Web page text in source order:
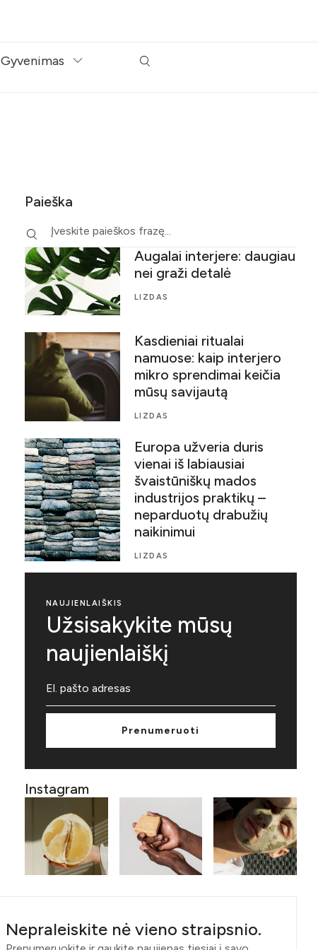
Gyvenimas
Paieška
Augalai interjere: daugiau
nei graži detalė
LIZDAS
Kasdieniai ritualai
namuose: kaip interjero
mikro sprendimai keičia
mūsų savijautą
LIZDAS
Europa užveria duris
vienai iš labiausiai
švaistūniškų mados
industrijos praktikų –
neparduotų drabužių
naikinimui
LIZDAS
NAUJIENLAIŠKIS
Užsisakykite mūsų
naujienlaiškį
Prenumeruoti
Instagram
Nepraleiskite nė vieno straipsnio.